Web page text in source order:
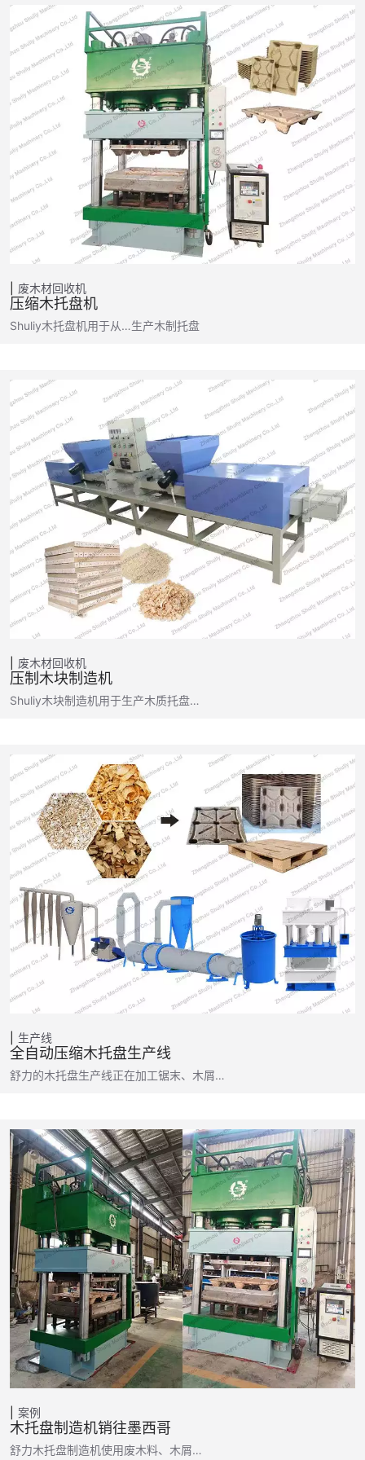
废木材回收机
压缩木托盘机
Shuliy木托盘机用于从…生产木制托盘
废木材回收机
压制木块制造机
Shuliy木块制造机用于生产木质托盘…
生产线
全自动压缩木托盘生产线
舒力的木托盘生产线正在加工锯末、木屑…
案例
木托盘制造机销往墨西哥
舒力木托盘制造机使用废木料、木屑…